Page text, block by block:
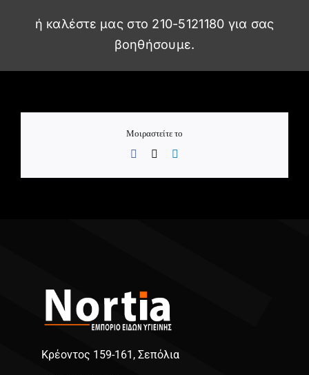
ή καλέστε μας στο 210-5121180 για σας
βοηθήσουμε.
Μοιραστείτε το
Facebook
Κρέοντος 159-161, Σεπόλια